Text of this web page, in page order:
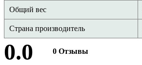
Общий вес
Страна производитель
0.0 0 Отзывы